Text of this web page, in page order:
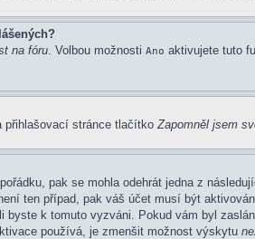
na fóru. Volbou možnosti Ano aktivujete tuto
přihlašovací stránce tlačítkoZapomněl jsem
pak se mohla odehrát jedna z
ten případ, pak váš účet musí být
k tomuto vyzváni. Pokud vám byl
používá, je zmenšit možnost výskytu